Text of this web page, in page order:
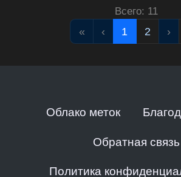
Всего: 11
« ‹ 1 2 ›
Облако меток
Обратная связь
Политика